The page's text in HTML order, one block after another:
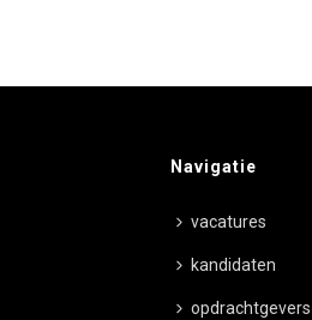
Navigatie
vacatures
kandidaten
opdrachtgevers